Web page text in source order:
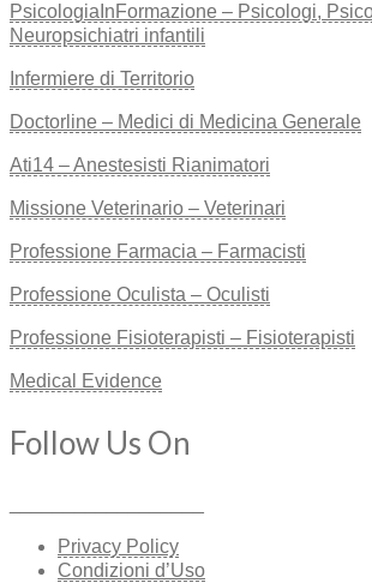
PsicologiaInFormazione – Psicologi,
Neuropsichiatri infantili
Infermiere di Territorio
Doctorline – Medici di Medicina Generale
Ati14 – Anestesisti Rianimatori
Missione Veterinario – Veterinari
Professione Farmacia – Farmacisti
Professione Oculista – Oculisti
Professione Fisioterapisti – Fisioterapisti
Medical Evidence
Follow Us On
Privacy Policy
Condizioni d’Uso